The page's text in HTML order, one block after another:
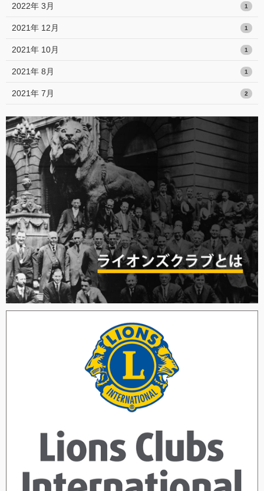
2022年 3月 1
2021年 12月 1
2021年 10月 1
2021年 8月 1
2021年 7月 2